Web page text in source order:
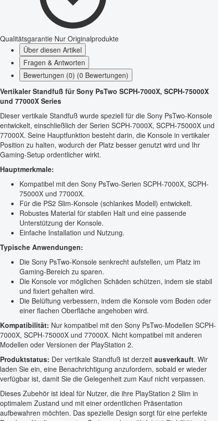
Qualitätsgarantie Nur Originalprodukte
Über diesen Artikel
Fragen & Antworten
Bewertungen (0) (0 Bewertungen)
Vertikaler Standfuß für Sony PsTwo SCPH-7000X, SCPH-75000X
und 77000X Series
Dieser vertikale Standfuß wurde speziell für die Sony PsTwo-Konsole
entwickelt, einschließlich der Serien SCPH-7000X, SCPH-75000X und
77000X. Seine Hauptfunktion besteht darin, die Konsole in vertikaler
Position zu halten, wodurch der Platz besser genutzt wird und Ihr
Gaming-Setup ordentlicher wirkt.
Hauptmerkmale:
Kompatibel mit den Sony PsTwo-Serien SCPH-7000X, SCPH-
75000X und 77000X.
Für die PS2 Slim-Konsole (schlankes Modell) entwickelt.
Robustes Material für stabilen Halt und eine passende
Unterstützung der Konsole.
Einfache Installation und Nutzung.
Typische Anwendungen:
Die Sony PsTwo-Konsole senkrecht aufstellen, um Platz im
Gaming-Bereich zu sparen.
Die Konsole vor möglichen Schäden schützen, indem sie stabil
und fixiert gehalten wird.
Die Belüftung verbessern, indem die Konsole vom Boden oder
einer flachen Oberfläche angehoben wird.
Kompatibilität: Nur kompatibel mit den Sony PsTwo-Modellen SCPH-
7000X, SCPH-75000X und 77000X. Nicht kompatibel mit anderen
Modellen oder Versionen der PlayStation 2.
Produktstatus: Der vertikale Standfuß ist derzeit ausverkauft. Wir
laden Sie ein, eine Benachrichtigung anzufordern, sobald er wieder
verfügbar ist, damit Sie die Gelegenheit zum Kauf nicht verpassen.
Dieses Zubehör ist ideal für Nutzer, die ihre PlayStation 2 Slim in
optimalem Zustand und mit einer ordentlichen Präsentation
aufbewahren möchten. Das spezielle Design sorgt für eine perfekte